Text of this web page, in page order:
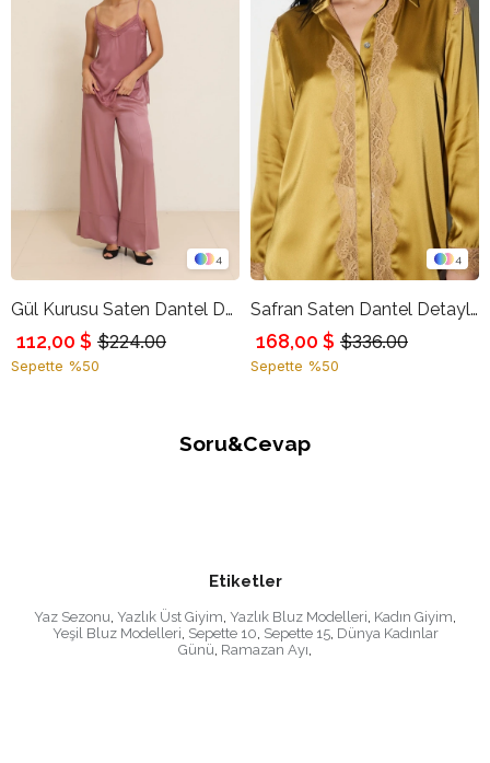
4
Gül Kurusu Saten Dantel Detaylı Askılı Rahat Kesim Bluz
$224.00
112,00 $
Sepette %50
4
Safran Saten Dantel Detaylı Uzun Kollu Rahat Kesim Bluz
$336.00
168,00 $
Sepette %50
Soru&Cevap
Etiketler
Yaz Sezonu, Yazlık Üst Giyim, Yazlık Bluz Modelleri, Kadın Giyim,
Yeşil Bluz Modelleri, Sepette 10, Sepette 15, Dünya Kadınlar
Günü, Ramazan Ayı,